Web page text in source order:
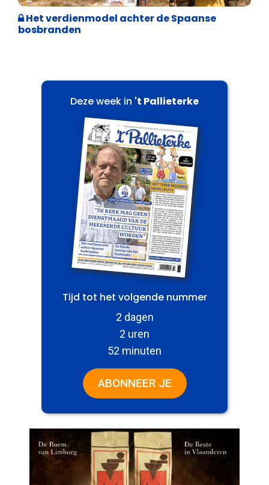
Het verdienmodel achter de Spaanse
bosbranden
Deze week in 't Pallieterke
Tijd tot het volgende nummer
2 dagen
2 uren
52 minuten
ABONNEER JE